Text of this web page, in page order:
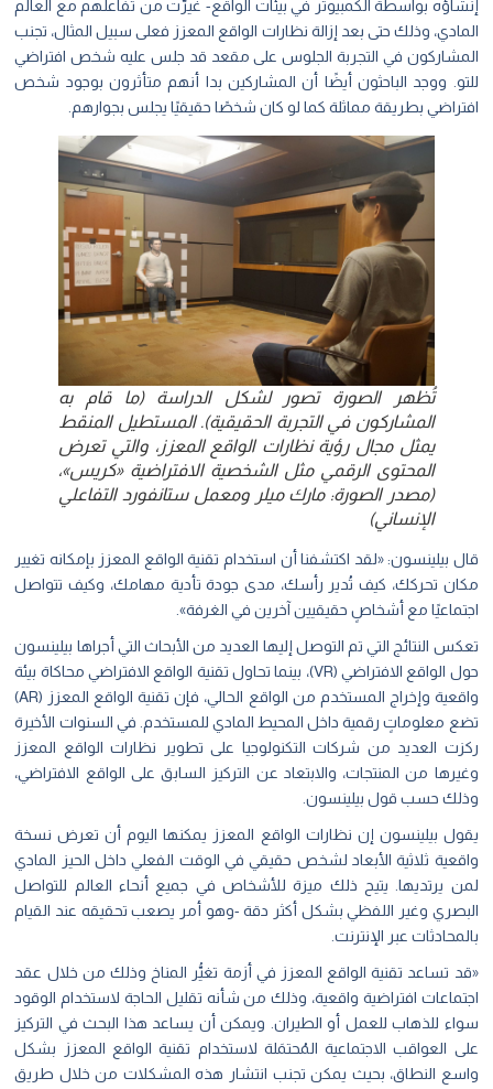
إنشاؤه بواسطة الكمبيوتر في بيئات الواقع- غيرَّت من تفاعلهم مع العالم
المادي، وذلك حتى بعد إزالة نظارات الواقع المعزز فعلى سبيل المثال، تجنب
المشاركون في التجربة الجلوس على مقعد قد جلس عليه شخص افتراضي
للتو. ووجد الباحثون أيضًا أن المشاركين بدا أنهم متأثرون بوجود شخص
افتراضي بطريقة مماثلة كما لو كان شخصًا حقيقيًا يجلس بجوارهم.
تُظهر الصورة تصور لشكل الدراسة (ما قام به
المشاركون في التجربة الحقيقية). المستطيل المنقط
يمثل مجال رؤية نظارات الواقع المعزز، والتي تعرض
المحتوى الرقمي مثل الشخصية الافتراضية «كريس»،
(مصدر الصورة: مارك ميلر ومعمل ستانفورد التفاعلي
الإنساني)
قال بيلينسون: «لقد اكتشفنا أن استخدام تقنية الواقع المعزز بإمكانه تغيير
مكان تحركك، كيف تُدير رأسك، مدى جودة تأدية مهامك، وكيف تتواصل
اجتماعيًا مع أشخاصٍ حقيقيين آخرين في الغرفة».
تعكس النتائج التي تم التوصل إليها العديد من الأبحاث التي أجراها بيلينسون
حول الواقع الافتراضي (VR)، بينما تحاول تقنية الواقع الافتراضي محاكاة بيئة
واقعية وإخراج المستخدم من الواقع الحالي، فإن تقنية الواقع المعزز (AR)
تضع معلوماتٍ رقمية داخل المحيط المادي للمستخدم. في السنوات الأخيرة
ركزت العديد من شركات التكنولوجيا على تطوير نظارات الواقع المعزز
وغيرها من المنتجات، والابتعاد عن التركيز السابق على الواقع الافتراضي،
وذلك حسب قول بيلينسون.
يقول بيلينسون إن نظارات الواقع المعزز يمكنها اليوم أن تعرض نسخة
واقعية ثلاثية الأبعاد لشخص حقيقي في الوقت الفعلي داخل الحيز المادي
لمن يرتديها. يتيح ذلك ميزة للأشخاص في جميع أنحاء العالم للتواصل
البصري وغير اللفظي بشكل أكثر دقة -وهو أمر يصعب تحقيقه عند القيام
بالمحادثات عبر الإنترنت.
«قد تساعد تقنية الواقع المعزز في أزمة تغيُّر المناخ وذلك من خلال عقد
اجتماعات افتراضية واقعية، وذلك من شأنه تقليل الحاجة لاستخدام الوقود
سواء للذهاب للعمل أو الطيران. ويمكن أن يساعد هذا البحث في التركيز
على العواقب الاجتماعية المُحتمَلة لاستخدام تقنية الواقع المعزز بشكل
واسع النطاق، بحيث يمكن تجنب انتشار هذه المشكلات من خلال طريق